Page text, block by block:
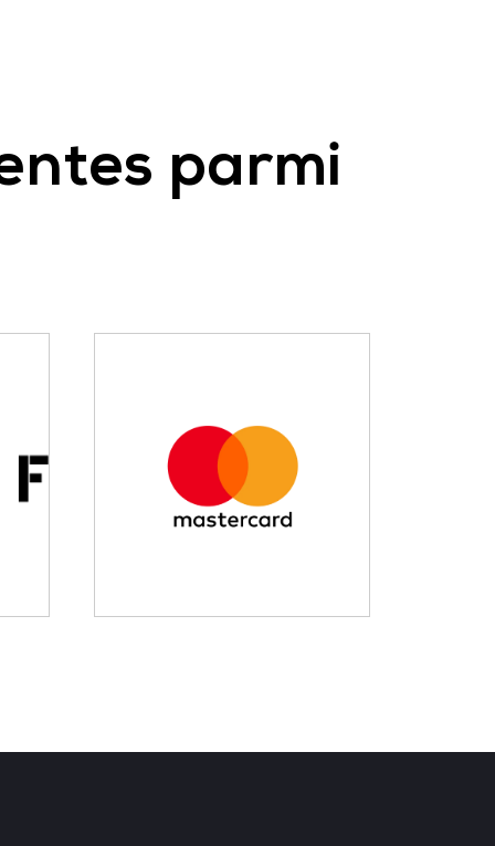
parmi